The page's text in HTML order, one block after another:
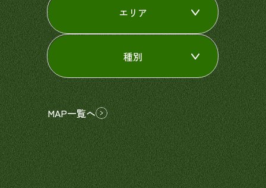
エリア
種別
MAP一覧へ